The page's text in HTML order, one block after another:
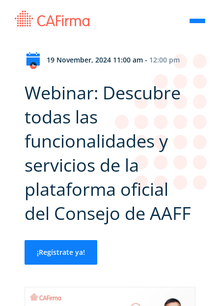
19 November, 2024 11:00 am - 12:00 pm
Webinar: Descubre
todas las
funcionalidades y
servicios de la
plataforma oficial
del Consejo de AAFF
¡Regístrate ya!